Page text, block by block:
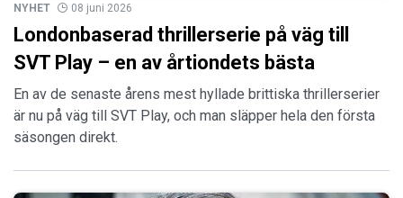
NYHET 08 juni 2026
Londonbaserad thrillerserie på väg till
SVT Play – en av årtiondets bästa
En av de senaste årens mest hyllade brittiska thrillerserier
är nu på väg till SVT Play, och man släpper hela den första
säsongen direkt.